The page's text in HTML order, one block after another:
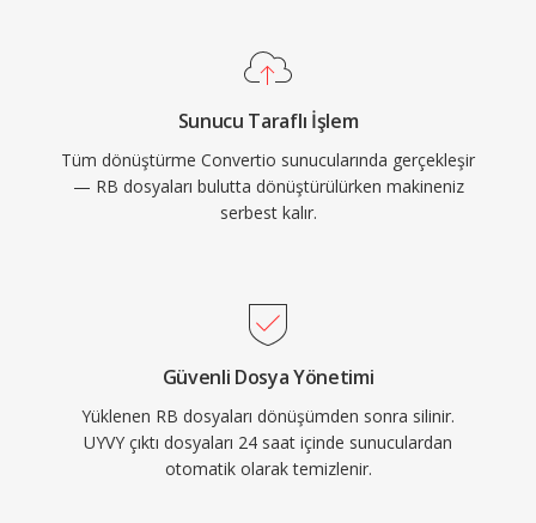
Sunucu Taraflı İşlem
Tüm dönüştürme Convertio sunucularında gerçekleşir
— RB dosyaları bulutta dönüştürülürken makineniz
serbest kalır.
Güvenli Dosya Yönetimi
Yüklenen RB dosyaları dönüşümden sonra silinir.
UYVY çıktı dosyaları 24 saat içinde sunuculardan
otomatik olarak temizlenir.